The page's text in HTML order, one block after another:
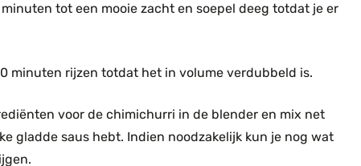
tot een mooie zacht en soepel deeg totdat je er
minuten rijzen totdat het in volume verdubbeld is.
voor de chimichurri in de blender en mix net
gladde saus hebt. Indien noodzakelijk kun je nog wat